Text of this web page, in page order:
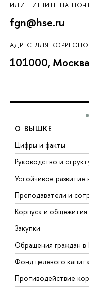
ИЛИ ПИШИТЕ НА
fgn@hse.ru
АДРЕС ДЛЯ
101000,
О ВЫШКЕ
Цифры и факты
Руководство и
Устойчивое
Преподаватели и
Корпуса и общежития
Закупки
Обращения граждан
Фонд целевого
Противодействие